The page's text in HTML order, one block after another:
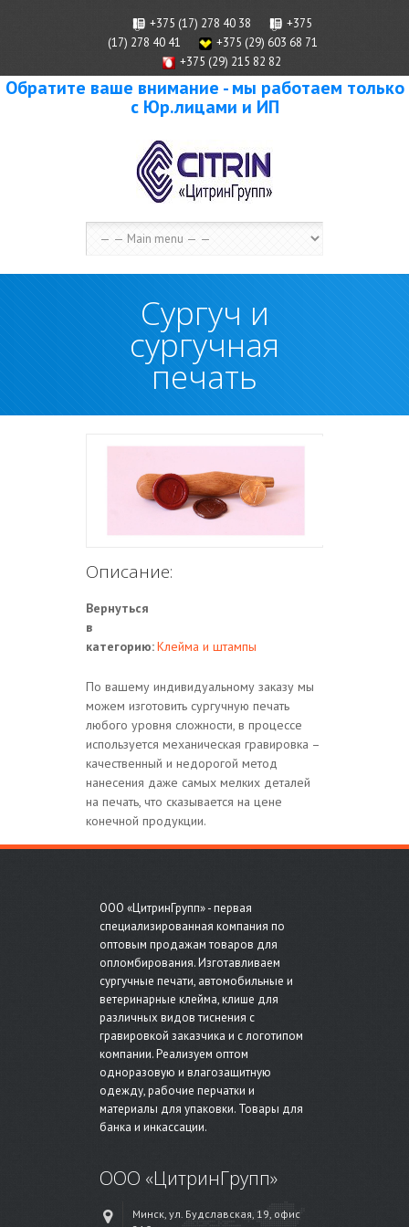
+375 (17) 278 40 38
+375
(17) 278 40 41
+375 (29) 603 68 71
+375 (29) 215 82 82
Обратите ваше внимание - мы работаем только
с Юр.лицами и ИП
Сургуч и
сургучная
печать
Описание:
Вернуться
в
категорию:Клейма и штампы
По вашему индивидуальному заказу мы
можем изготовить сургучную печать
любого уровня сложности, в процессе
используется механическая гравировка –
качественный и недорогой метод
нанесения даже самых мелких деталей
на печать, что сказывается на цене
конечной продукции.
ООО «ЦитринГрупп» - первая
специализированная компания по
оптовым продажам товаров для
опломбирования. Изготавливаем
сургучные печати, автомобильные и
ветеринарные клейма, клише для
различных видов тиснения с
гравировкой заказчика и с логотипом
компании. Реализуем оптом
одноразовую и влагозащитную
одежду, рабочие перчатки и
материалы для упаковки. Товары для
банка и инкассации.
ООО «ЦитринГрупп»
Минск, ул. Будславская, 19, офис